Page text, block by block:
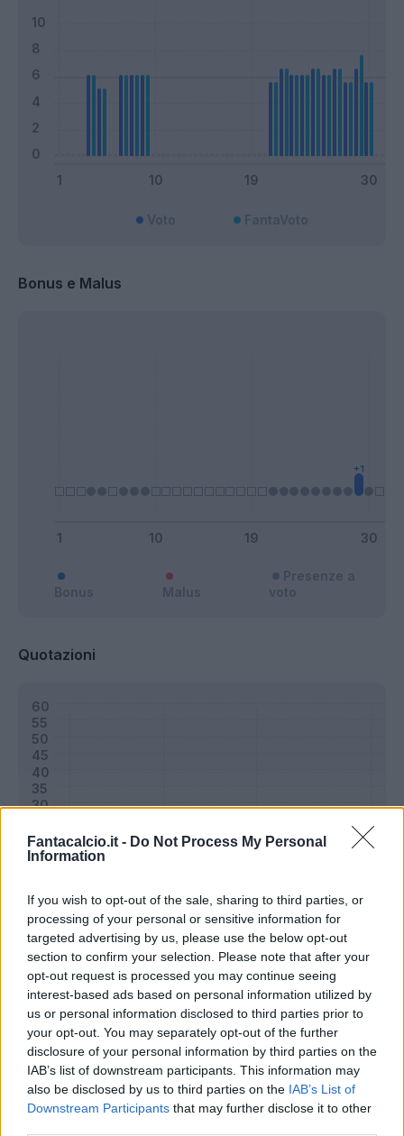
Fantacalcio.it - Do Not Process My Personal
Information
If you wish to opt-out of the sale, sharing to third parties, or
processing of your personal or sensitive information for
targeted advertising by us, please use the below opt-out
section to confirm your selection. Please note that after your
opt-out request is processed you may continue seeing
interest-based ads based on personal information utilized by
us or personal information disclosed to third parties prior to
your opt-out. You may separately opt-out of the further
disclosure of your personal information by third parties on the
IAB’s list of downstream participants. This information may
also be disclosed by us to third parties on the IAB’s List of
Downstream Participants that may further disclose it to other
Bonus e Malus
Quotazioni
Classic Mantra
Riepilogo stagione
Titolare 10 - 33%
Entrato 11 - 36%
Squalificato